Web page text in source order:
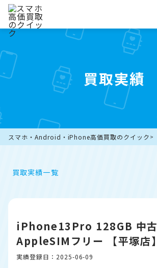
買取実績
スマホ・Android・iPhone高価買取のクイック
買取実績一覧
iPhone13Pro 128GB 中古
AppleSIMフリー 【平塚店】
実績登録日：2025-06-09